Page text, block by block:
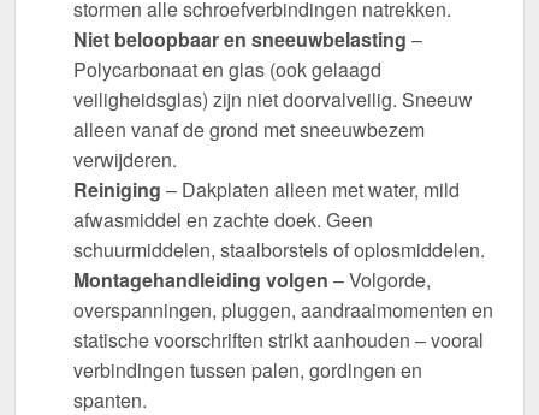
stormen alle schroefverbindingen natrekken.
Niet beloopbaar en sneeuwbelasting –
Polycarbonaat en glas (ook gelaagd
veiligheidsglas) zijn niet doorvalveilig. Sneeuw
alleen vanaf de grond met sneeuwbezem
verwijderen.
Reiniging – Dakplaten alleen met water, mild
afwasmiddel en zachte doek. Geen
schuurmiddelen, staalborstels of oplosmiddelen.
Montagehandleiding volgen – Volgorde,
overspanningen, pluggen, aandraaimomenten en
statische voorschriften strikt aanhouden – vooral
verbindingen tussen palen, gordingen en
spanten.